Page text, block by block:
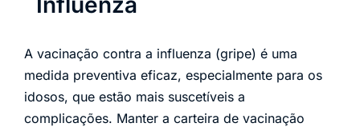
A vacinação contra a influenza (gripe) é uma
medida preventiva eficaz, especialmente para os
idosos, que estão mais suscetíveis a
complicações. Manter a carteira de vacinação